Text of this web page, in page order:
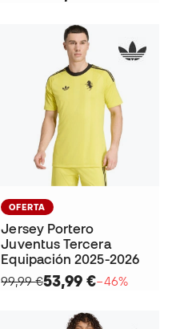
OFERTA
Jersey Portero
Juventus Tercera
Equipación 2025-2026
99,99 €53,99 €−46%